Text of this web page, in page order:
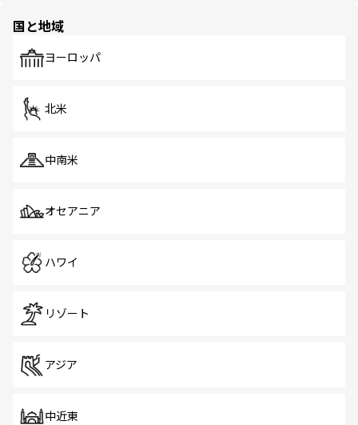
で、ホーカーズは地元の風情を楽しめる外せないスポット
国と地域
ヨーロッパ
北米
中南米
オセアニア
ハワイ
リゾート
アジア
中近東